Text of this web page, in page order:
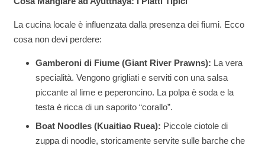
La cucina locale è influenzata dalla presenza dei fiumi. Ecco
cosa non devi perdere:
Gamberoni di Fiume (Giant River Prawns): La vera
specialità. Vengono grigliati e serviti con una salsa
piccante al lime e peperoncino. La polpa è soda e la
testa è ricca di un saporito “corallo”.
Boat Noodles (Kuaitiao Ruea): Piccole ciotole di
zuppa di noodle, storicamente servite sulle barche che